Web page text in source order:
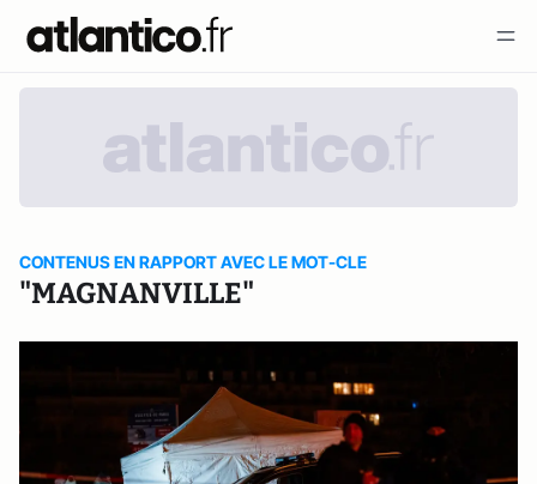
CONTENUS EN RAPPORT AVEC LE MOT-CLE
"MAGNANVILLE"